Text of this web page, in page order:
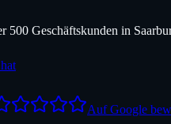
500 Geschäftskunden in
Auf Google